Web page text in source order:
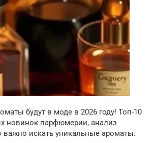
будут в моде в 2026 году! Топ-10
новинок парфюмерии, анализ
важно искать уникальные ароматы.